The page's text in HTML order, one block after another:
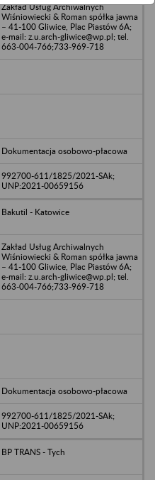
Zakład Usług Archiwalnych
Wiśniowiecki & Roman spółka jawna
– 41-100 Gliwice, Plac Piastów 6A;
e-mail: z.u.arch-gliwice@wp.pl; tel.
663-004-766;733-969-718
Dokumentacja osobowo-płacowa
992700-611/1825/2021-SAk;
UNP:2021-00659156
Bakutil - Katowice
Zakład Usług Archiwalnych
Wiśniowiecki & Roman spółka jawna
– 41-100 Gliwice, Plac Piastów 6A;
e-mail: z.u.arch-gliwice@wp.pl; tel.
663-004-766;733-969-718
Dokumentacja osobowo-płacowa
992700-611/1825/2021-SAk;
UNP:2021-00659156
BP TRANS - Tych